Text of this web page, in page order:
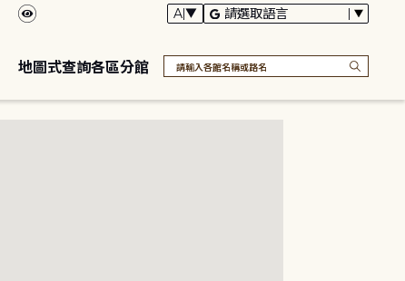
地圖式查詢各區分館